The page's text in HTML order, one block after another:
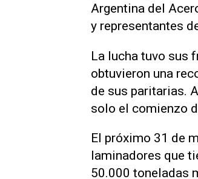
Argentina del
y representantes
La lucha tuvo sus
obtuvieron una
de sus paritarias.
solo el comienzo
El próximo 31 de
laminadores que
50.000 toneladas